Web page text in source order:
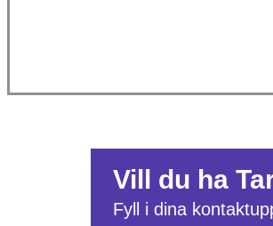
Vill du ha
Fyll i dina